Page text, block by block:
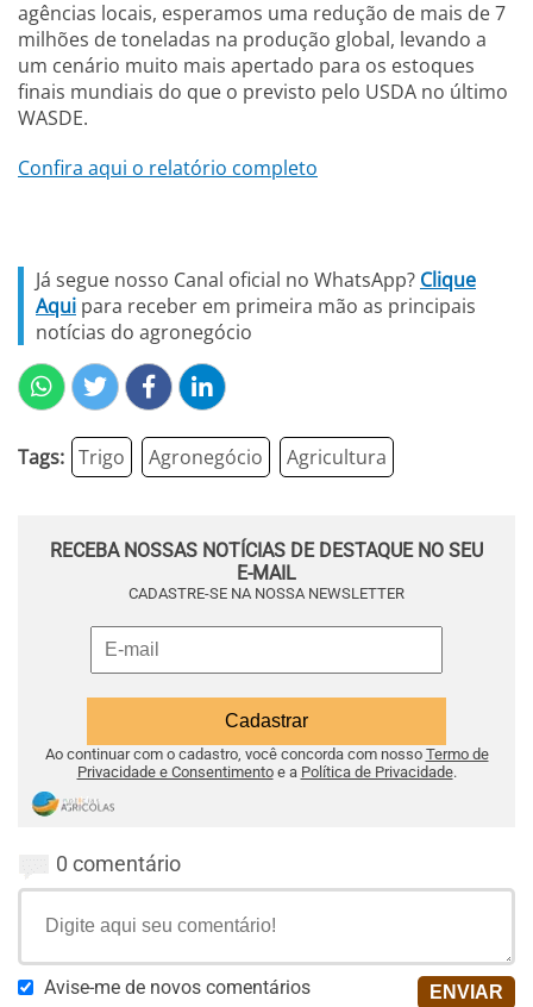
agências locais, esperamos uma redução de mais de 7
milhões de toneladas na produção global, levando a
um cenário muito mais apertado para os estoques
finais mundiais do que o previsto pelo USDA no último
WASDE.
Confira aqui o relatório completo
Já segue nosso Canal oficial no WhatsApp? Clique
Aqui para receber em primeira mão as principais
notícias do agronegócio
Tags: Trigo Agronegócio Agricultura
RECEBA NOSSAS NOTÍCIAS DE DESTAQUE NO SEU
E-MAIL
CADASTRE-SE NA NOSSA NEWSLETTER
Ao continuar com o cadastro, você concorda com nosso Termo de
Privacidade e Consentimentoe a Política de Privacidade.
0 comentário
Avise-me de novos comentários